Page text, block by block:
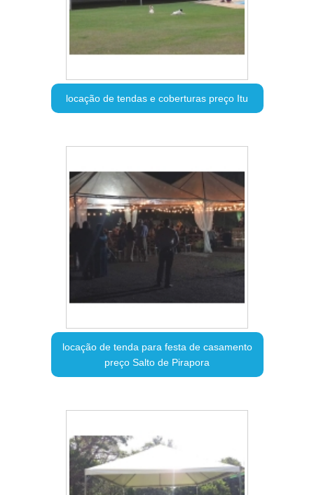
locação de tendas e coberturas preço Itu
locação de tenda para festa de casamento
preço Salto de Pirapora